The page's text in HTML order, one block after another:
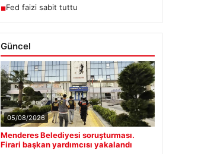
■Fed faizi sabit tuttu
Güncel
05/08/2026
Menderes Belediyesi soruşturması.
Firari başkan yardımcısı yakalandı